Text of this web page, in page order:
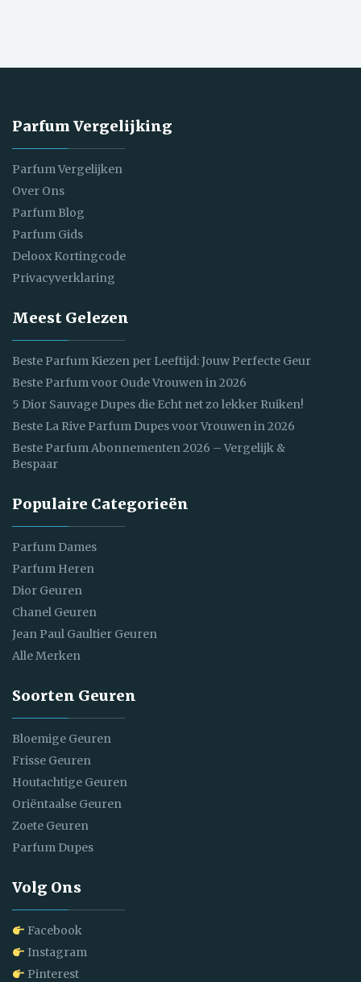
Parfum Vergelijking
Parfum Vergelijken
Over Ons
Parfum Blog
Parfum Gids
Deloox Kortingcode
Privacyverklaring
Meest Gelezen
Beste Parfum Kiezen per Leeftijd: Jouw Perfecte Geur
Beste Parfum voor Oude Vrouwen in 2026
5 Dior Sauvage Dupes die Echt net zo lekker Ruiken!
Beste La Rive Parfum Dupes voor Vrouwen in 2026
Beste Parfum Abonnementen 2026 – Vergelijk &
Bespaar
Populaire Categorieën
Parfum Dames
Parfum Heren
Dior Geuren
Chanel Geuren
Jean Paul Gaultier Geuren
Alle Merken
Soorten Geuren
Bloemige Geuren
Frisse Geuren
Houtachtige Geuren
Oriëntaalse Geuren
Zoete Geuren
Parfum Dupes
Volg Ons
Facebook
Instagram
Pinterest